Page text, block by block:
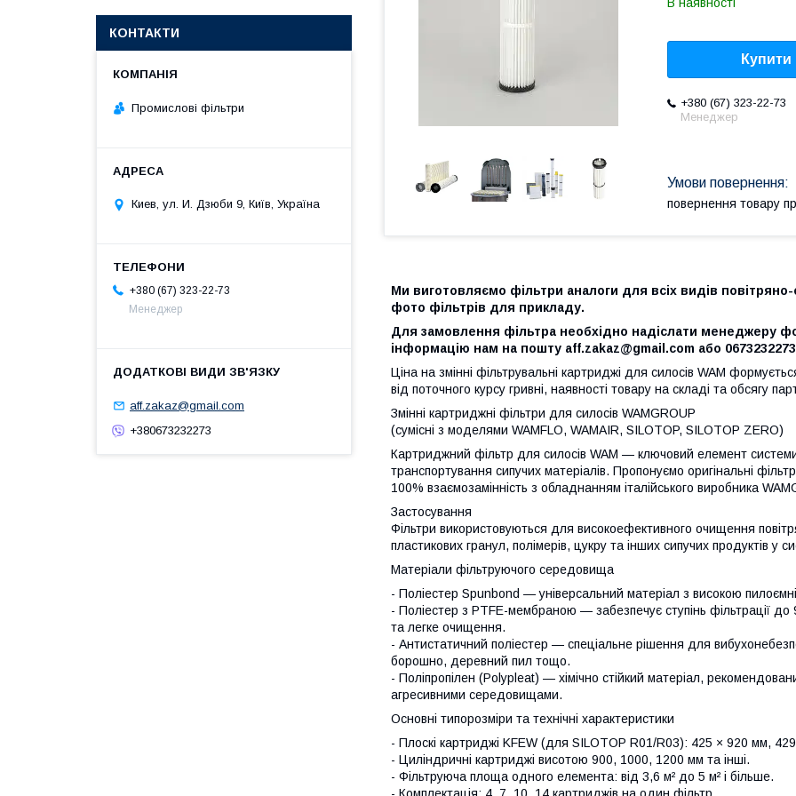
Купити
+380 (67) 323-22-73
Менеджер
повернення товару
Ми виготовляємо фільтри аналоги для всіх видів
фото фільтрів для прикладу.
Для замовлення фільтра необхідно надіслати менеджеру
інформацію нам на пошту aff.zakaz@gmail.com або
Ціна на змінні фільтрувальні картриджі для силосів WAM
від поточного курсу гривні, наявності товару на складі та обсягу
Змінні картриджні фільтри для силосів WAMGROUP
(сумісні з моделями WAMFLO, WAMAIR, SILOTOP, SILOTOP ZERO)
Картриджний фільтр для силосів WAM — ключовий елемент системи
транспортування сипучих матеріалів. Пропонуємо оригінальні
100% взаємозамінність з обладнанням італійського виробника
Застосування
Фільтри використовуються для високоефективного очищення
пластикових гранул, полімерів, цукру та інших сипучих продуктів у
Матеріали фільтруючого середовища
- Поліестер Spunbond — універсальний матеріал з високою
- Поліестер з PTFE-мембраною — забезпечує ступінь фільтрації до
та легке очищення.
- Антистатичний поліестер — спеціальне рішення для
борошно, деревний пил тощо.
- Поліпропілен (Polypleat) — хімічно стійкий матеріал,
агресивними середовищами.
Основні типорозміри та технічні характеристики
- Плоскі картриджі KFEW (для SILOTOP R01/R03): 425 × 920 мм,
- Циліндричні картриджі висотою 900, 1000, 1200 мм та інші.
- Фільтруюча площа одного елемента: від 3,6 м² до 5 м² і більше.
- Комплектація: 4, 7, 10, 14 картриджів на один фільтр.
КОНТАКТИ
Промислові фільтри
Киев, ул. И. Дзюби 9, Київ, Україна
+380 (67) 323-22-73
Менеджер
aff.zakaz@gmail.com
+380673232273